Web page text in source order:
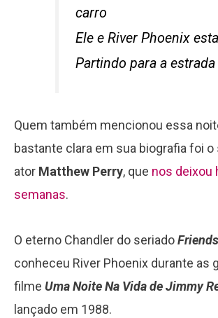
carro
Ele e River Phoenix
Partindo para a
Quem também mencionou essa
bastante clara em sua biografia foi
ator Matthew Perry, que nos deixou
semanas.
O eterno Chandler do seriadoFriends
conheceu River Phoenix durante as
filme Uma Noite Na Vida de Jimmy
lançado em 1988.